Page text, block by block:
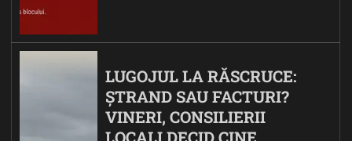
LUGOJUL LA RĂSCRUCE:
ȘTRAND SAU FACTURI?
VINERI, CONSILIERII